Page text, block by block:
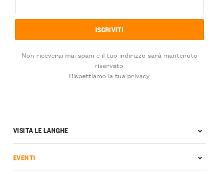
Non riceverai mai spam e il tuo indirizzo sarà mantenuto
riservato.
Rispettiamo la tua privacy.
VISITA LE LANGHE
EVENTI